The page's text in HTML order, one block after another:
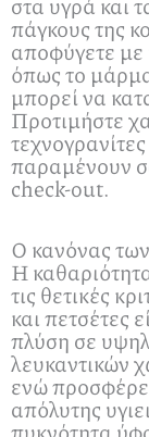
πάγκους της
αποφύγετε με
όπως το
μπορεί να
Προτιμήστε
παραμένουν
check-out.
Ο κανόνας
Η
τις θετικές
και πετσέτες
πλύση σε
λευκαντικών
ενώ
απόλυτης